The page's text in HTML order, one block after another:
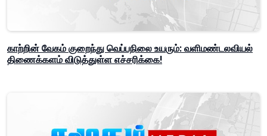
காற்றின் வேகம் குறைந்து வெப்பநிலை உயரும்: வளிமண்டலவியல்
திணைக்களம் விடுத்துள்ள எச்சரிக்கை!